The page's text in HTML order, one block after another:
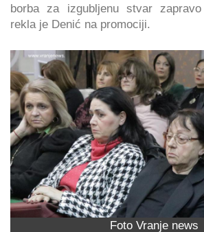
borba za izgubljenu stvar zapravo
rekla je Denić na promociji.
Foto Vranje news